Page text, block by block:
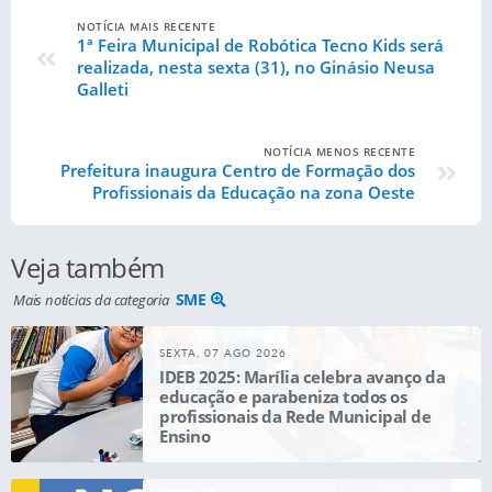
NOTÍCIA MAIS RECENTE
1ª Feira Municipal de Robótica Tecno Kids será
realizada, nesta sexta (31), no Ginásio Neusa
Galleti
NOTÍCIA MENOS RECENTE
Prefeitura inaugura Centro de Formação dos
Profissionais da Educação na zona Oeste
Veja também
Mais notícias da categoria SME
SEXTA, 07 AGO 2026
IDEB 2025: Marília celebra avanço da
educação e parabeniza todos os
profissionais da Rede Municipal de
Ensino